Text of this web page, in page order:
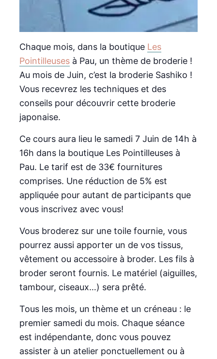
Chaque mois, dans la boutique Les
Pointilleuses à Pau, un thème de broderie !
Au mois de Juin, c’est la broderie Sashiko !
Vous recevrez les techniques et des
conseils pour découvrir cette broderie
japonaise.
Ce cours aura lieu le samedi 7 Juin de 14h à
16h dans la boutique Les Pointilleuses à
Pau. Le tarif est de 33€ fournitures
comprises. Une réduction de 5% est
appliquée pour autant de participants que
vous inscrivez avec vous!
Vous broderez sur une toile fournie, vous
pourrez aussi apporter un de vos tissus,
vêtement ou accessoire à broder. Les fils à
broder seront fournis. Le matériel (aiguilles,
tambour, ciseaux…) sera prêté.
Tous les mois, un thème et un créneau : le
premier samedi du mois. Chaque séance
est indépendante, donc vous pouvez
assister à un atelier ponctuellement ou à